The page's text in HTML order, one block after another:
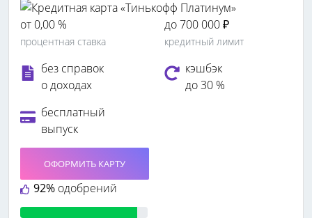
от 0,00 %
процентная ставка
до 700 000 ₽
кредитный лимит
без справок
о доходах
кэшбэк
до 30 %
бесплатный
выпуск
92% одобрений
ОФОРМИТЬ КАРТУ